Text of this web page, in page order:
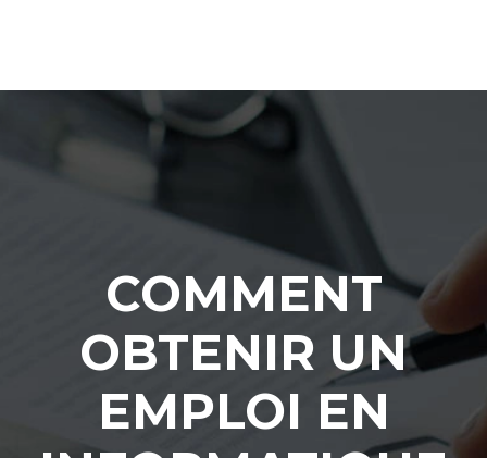
COMMENT
OBTENIR UN
EMPLOI EN